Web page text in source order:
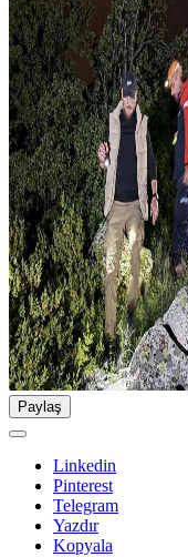
Paylaş
Linkedin
Pinterest
Telegram
Yazdır
Kopyala